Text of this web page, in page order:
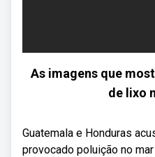
As imagens que
de lixo
Guatemala e Honduras
provocado poluição no